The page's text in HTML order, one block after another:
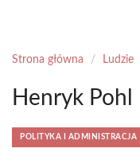
Strona główna / Ludzie
Henryk Pohl
POLITYKA I ADMINISTRACJA